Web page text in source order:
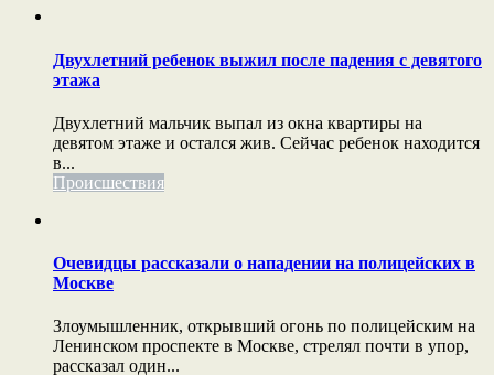
Двухлетний ребенок выжил после падения с девятого
этажа
Двухлетний мальчик выпал из окна квартиры на
девятом этаже и остался жив. Сейчас ребенок находится
в...
Происшествия
Очевидцы рассказали о нападении на полицейских в
Москве
Злоумышленник, открывший огонь по полицейским на
Ленинском проспекте в Москве, стрелял почти в упор,
рассказал один...